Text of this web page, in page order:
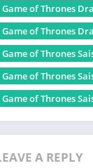
Game of Thrones
Game of Thrones
Game of Thrones
Game of Thrones
Game of Thrones
A REPLY